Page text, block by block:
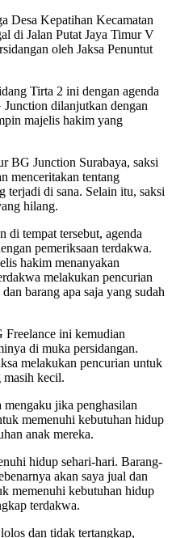
Desa Kepatihan Kecamatan
di Jalan Putat Jaya Timur V
oleh Jaksa Penuntut
Tirta 2 ini dengan agenda
dilanjutkan dengan
majelis hakim yang
BG Junction Surabaya, saksi
menceritakan tentang
terjadi di sana. Selain itu, saksi
hilang.
di tempat tersebut, agenda
pemeriksaan terdakwa.
hakim menanyakan
melakukan pencurian
barang apa saja yang sudah
Freelance ini kemudian
di muka persidangan.
melakukan pencurian untuk
masih kecil.
jika penghasilan
memenuhi kebutuhan hidup
anak mereka.
hidup sehari-hari. Barang-
akan saya jual dan
memenuhi kebutuhan hidup
terdakwa.
dan tidak tertangkap,